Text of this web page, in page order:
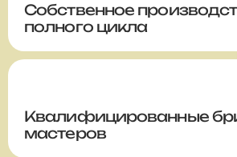
Собственное
полного цикла
Квалифицированные
мастеров